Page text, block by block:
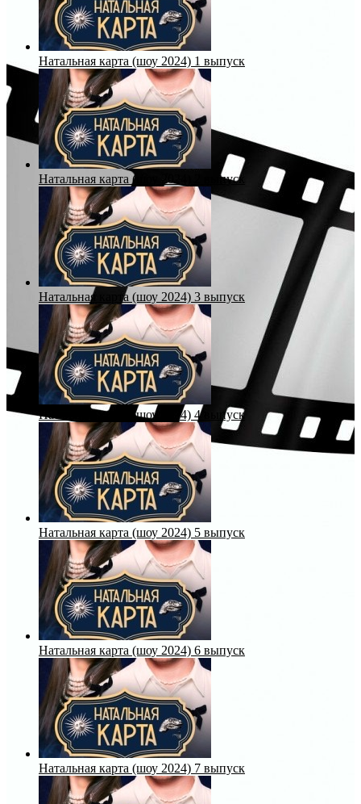
Натальная карта (шоу 2024) 1 выпуск
Натальная карта (шоу 2024) 2 выпуск
Натальная карта (шоу 2024) 3 выпуск
Натальная карта (шоу 2024) 4 выпуск
Натальная карта (шоу 2024) 5 выпуск
Натальная карта (шоу 2024) 6 выпуск
Натальная карта (шоу 2024) 7 выпуск